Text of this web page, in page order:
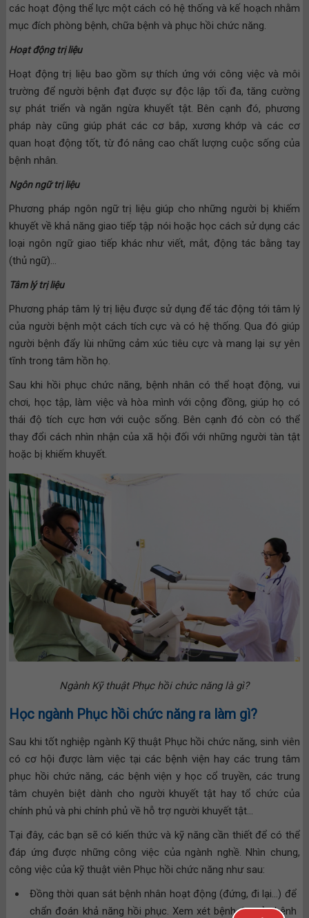
các hoạt động thể lực một cách có hệ thống và kế hoạch nhằm
mục đích phòng bệnh, chữa bệnh và phục hồi chức năng.
Hoạt động trị liệu
Hoạt động trị liệu bao gồm sự thích ứng với công việc và môi
trường để người bệnh đạt được sự độc lập tối đa, tăng cường
sự phát triển và ngăn ngừa khuyết tật. Bên cạnh đó, phương
pháp này cũng giúp phát các cơ bắp, xương khớp và các cơ
quan hoạt động tốt, từ đó nâng cao chất lượng cuộc sống của
bệnh nhân.
Ngôn ngữ trị liệu
Phương pháp ngôn ngữ trị liệu giúp cho những người bị khiếm
khuyết về khả năng giao tiếp tập nói hoặc học cách sử dụng các
loại ngôn ngữ giao tiếp khác như viết, mắt, động tác bằng tay
(thủ ngữ)…
Tâm lý trị liệu
Phương pháp tâm lý trị liệu được sử dụng để tác động tới tâm lý
của người bệnh một cách tích cực và có hệ thống. Qua đó giúp
người bệnh đẩy lùi những cảm xúc tiêu cực và mang lại sự yên
tĩnh trong tâm hồn họ.
Sau khi hồi phục chức năng, bệnh nhân có thể hoạt động, vui
chơi, học tập, làm việc và hòa mình với cộng đồng, giúp họ có
thái độ tích cực hơn với cuộc sống. Bên cạnh đó còn có thể
thay đổi cách nhìn nhận của xã hội đối với những người tàn tật
hoặc bị khiếm khuyết.
Ngành Kỹ thuật Phục hồi chức năng là gì?
Học ngành Phục hồi chức năng ra làm gì?
Sau khi tốt nghiệp ngành Kỹ thuật Phục hồi chức năng, sinh viên
có cơ hội được làm việc tại các bệnh viện hay các trung tâm
phục hồi chức năng, các bệnh viện y học cổ truyền, các trung
tâm chuyên biệt dành cho người khuyết tật hay tổ chức của
chính phủ và phi chính phủ về hỗ trợ người khuyết tật…
Tại đây, các bạn sẽ có kiến thức và kỹ năng cần thiết để có thể
đáp ứng được những công việc của ngành nghề. Nhìn chung,
công việc của kỹ thuật viên Phục hồi chức năng như sau:
Đồng thời quan sát bệnh nhân hoạt động (đứng, đi lại…) để
chẩn đoán khả năng hồi phục. Xem xét bệnh án của bệnh